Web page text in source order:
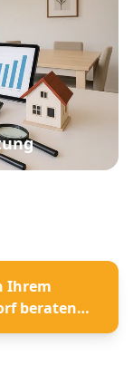
Ihrem
beraten